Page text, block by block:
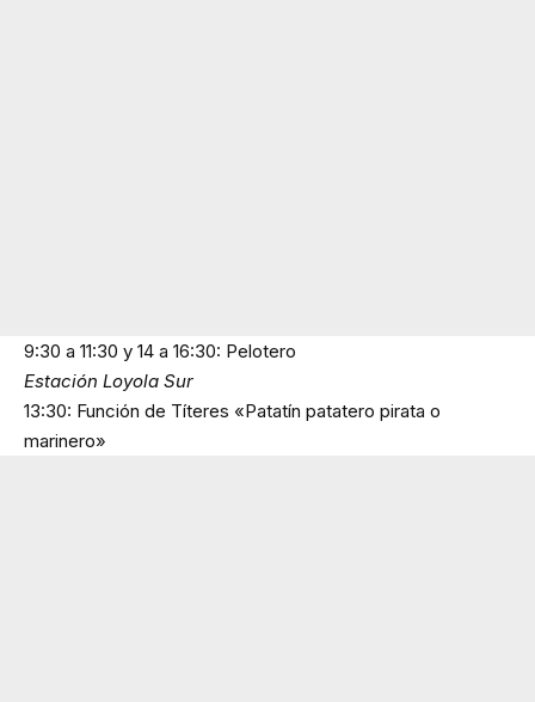
9:30 a 11:30 y 14 a 16:30: Pelotero
Estación Loyola Sur
13:30: Función de Títeres «Patatín patatero pirata o
marinero»